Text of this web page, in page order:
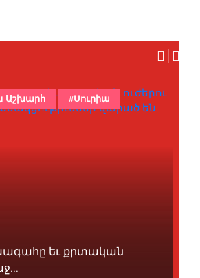
եւ քրտական
Աշխարհ #Սուրիա